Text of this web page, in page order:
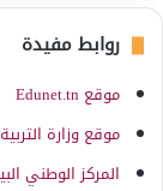
روابط مفيدة
موقع Edunet.tn
موقع وزارة
المركز الوطني